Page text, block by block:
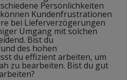
Persönlichkeiten
Kundenfrustrationen
bei Lieferverzögerungen
Umgang mit solchen
Bist du
des hohen
du effizient arbeiten, um
zu bearbeiten. Bist du gut